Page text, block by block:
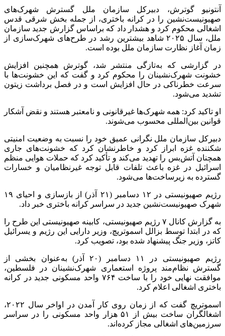
آنتونیو گوترش، دبیرکل سازمان ملل گسترش شهرک‌های
صهیونیست‌نشین را در کرانه باختری، از جمله بخش شرقی قدس
اشغالی محکوم کرد و هشدار داد که براساس گزارش جدید سازمان
ملل، سال ۲۰۲۵ شاهد بیشترین رشد در طرح‌های شهرک‌سازی از
زمان آغاز نظارت سازمان ملل بوده است.
در گزارشی که به‌تازگی منتشر شد، گوترش همچنین افزایش
خشونت شهرک‌نشینان را محکوم کرد و گفت که این خشونت‌ها با
سرعت خطرناکی در حال افزایش است و در فصل برداشت زیتون
تشدید می‌شود.
او تاکید کرد: همه شهرک‌ها غیرقانونی و نامعتبر هستند و نقض آشکار
قوانین بین‌المللی محسوب می‌شوند.
دبیرکل سازمان ملل نگرانی عمیق خود را نسبت به وضعیت امنیتی
شکننده غزه ابراز کرد و خاطرنشان کرد که خشونت‌های جاری
همچنان آتش‌بس را تهدید می‌کند و تأکید کرد که حملات هوایی منظم
اسرائیل در غزه باعث تلفات قابل توجه غیرنظامیان و خسارات
گسترده به زیرساخت‌ها می‌شود.
رژیم صهیونیستی در ۱۲ دسامبر (۲۱ آذر) از بازسازی و احیای ۱۹
شهرک صهیونیست‌نشین جدید در سراسر کرانه باختری خبر داد.
به گزارش کانال ۷ رژیم صهیونیستی، کابینه صهیونیستی این طرح را
که در ابتدا توسط بزالل اسموتریچ، وزیر دارایی این رژیم و یسرائیل
کاتز، وزیر جنگ پیشنهاد شده بود، تصویب کرد.
رژیم صهیونیستی در ۱۱ دسامبر (۲۰ آذر) به‌عنوان بخشی از
گسترش نظام‌مند پروژه استعماری شهرک‌نشینان در فلسطین،
موافقت نهایی خود را با ساخت ۷۶۴ واحد مسکونی جدید در کرانه
باختری اشغالی اعلام کرد.
اسموتریچ گفت که از زمان روی کار آمدن در اواخر سال ۲۰۲۲،
اشغالگران ساخت بیش از ۵۱ هزار واحد مسکونی را در سراسر
سرزمین‌های اشغالی مجاز کرده‌اند.